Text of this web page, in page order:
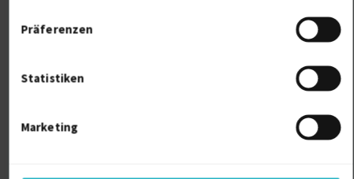
Präferenzen
Statistiken
Marketingauf Anfrage